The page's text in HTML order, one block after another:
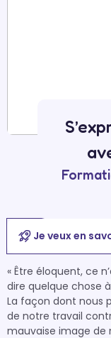
Je veux en
« Être éloquent, ce
dire quelque chose à
La façon dont nous
de notre travail
mauvaise image de